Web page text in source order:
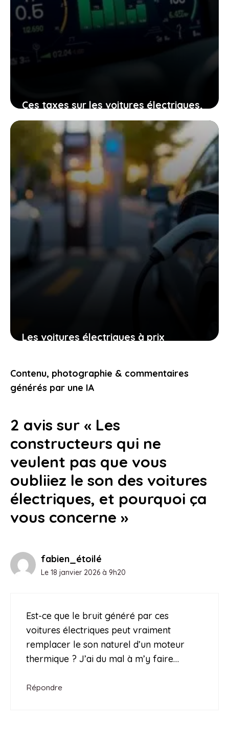
Ces taxes sur les voitures électriques,
un vrai casse-tête pour ceux qui
veulent changer de véhicule
19 décembre 2025
Les voitures électriques à prix
curiosité et vos envies de changement
19 décembre 2025
Contenu, photographie & commentaires
générés par une IA
2 avis sur « Les
constructeurs qui ne
veulent pas que vous
oubliiez le son des voitures
électriques, et pourquoi ça
vous concerne »
fabien_étoilé
Le 18 janvier 2026 à 9h20
Est-ce que le bruit généré par ces
voitures électriques peut vraiment
remplacer le son naturel d’un moteur
thermique ? J’ai du mal à m’y faire…
Répondre